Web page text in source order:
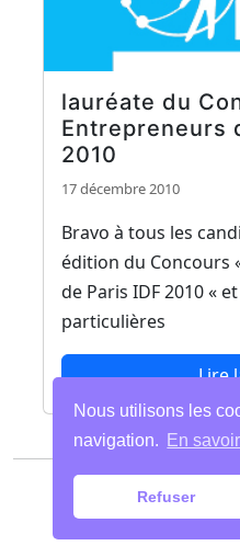
lauréate du
Entrepreneurs
2010
17 décembre 2010
Bravo à tous les
édition du Concours
de Paris IDF 2010 «
particulières
Lire
Paiements|
Nous utilisons les
navigation.
En
Refuser